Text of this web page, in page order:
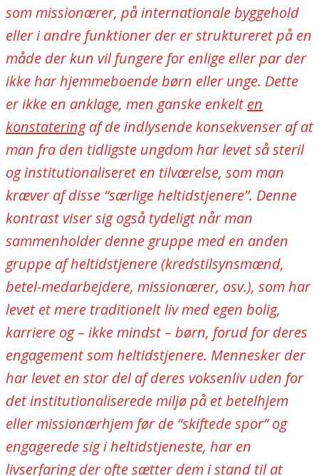
som missionærer, på internationale byggehold
eller i andre funktioner der er struktureret på en
måde der kun vil fungere for enlige eller par der
ikke har hjemmeboende børn eller unge. Dette
er ikke en anklage, men ganske enkelt en
konstateringaf de indlysende konsekvenser af at
man fra den tidligste ungdom har levet så steril
og institutionaliseret en tilværelse, som man
kræver af disse “særlige heltidstjenere”. Denne
kontrast viser sig også tydeligt når man
sammenholder denne gruppe med en anden
gruppe af heltidstjenere (kredstilsynsmænd,
betel-medarbejdere, missionærer, osv.), som har
levet et mere traditionelt liv med egen bolig,
karriere og – ikke mindst – børn, forud for deres
engagement som heltidstjenere. Mennesker der
har levet en stor del af deres voksenliv uden for
det institutionaliserede miljø på etbetelhjem
eller missionærhjem før de “skiftede spor” og
engagerede sig i heltidstjeneste, har en
livserfaring der ofte sætter dem i stand til at